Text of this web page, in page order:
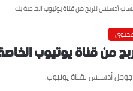
أدسنس للربح من قناة يوتيوب الخاصة بك
من قناة يوتيوب
أدسنس بقناة يوتيوب.